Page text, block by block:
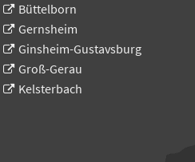
Büttelborn
Gernsheim
Ginsheim-Gustavsburg
Groß-Gerau
Kelsterbach